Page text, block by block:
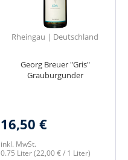
Rheingau | Deutschland
Georg Breuer "Gris"
Grauburgunder
16,50 €
inkl. MwSt.
0.75 Liter(22,00 € / 1 Liter)